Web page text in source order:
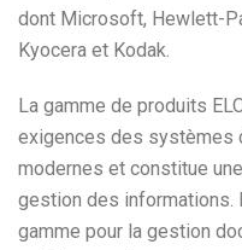
dont Microsoft, Hewlett-
Kyocera et Kodak.
La gamme de produits
exigences des systèmes
modernes et constitue
gestion des informations.
gamme pour la gestion